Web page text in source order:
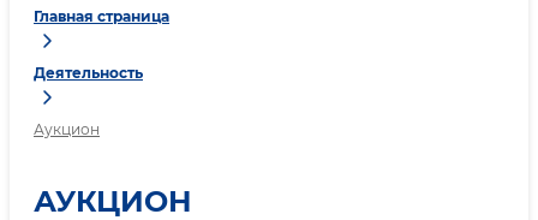
Главная страница
Деятельность
Аукцион
АУКЦИОН